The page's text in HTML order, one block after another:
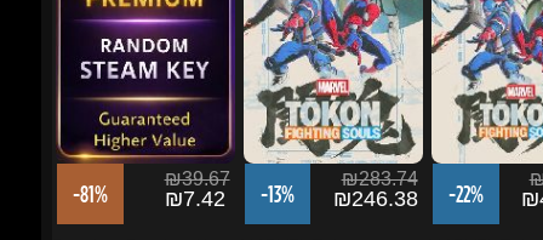
-81% ₪7.42
Premium Random Key
הוסף לסל
-13%
₪283.74
₪246.38
MARVEL Tōkon:
הוסף לסל
-22%
MARVEL Tōkon:
Fighting Souls...
הוסף לסל